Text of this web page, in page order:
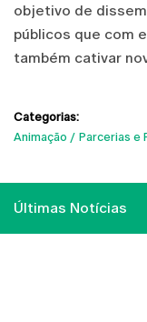
objetivo de
públicos que com
também cativar
Categorias:
Animação
Parcerias e
Últimas Notícias